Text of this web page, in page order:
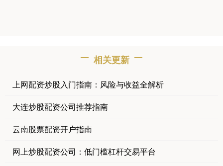
相关更新
上网配资炒股入门指南：风险与收益全解析
大连炒股配资公司推荐指南
云南股票配资开户指南
网上炒股配资公司：低门槛杠杆交易平台